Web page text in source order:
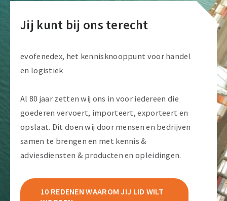
Jij kunt bij ons terecht
evofenedex, het kennisknooppunt voor handel
en logistiek
Al 80 jaar zetten wij ons in voor iedereen die
goederen vervoert, importeert, exporteert en
opslaat. Dit doen wij door mensen en bedrijven
samen te brengen en met kennis &
adviesdiensten & producten en opleidingen.
10 REDENEN WAAROM JIJ LID WILT